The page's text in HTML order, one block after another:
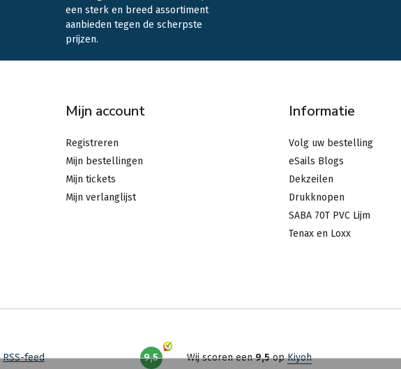
een sterk en breed assortiment
aanbieden tegen de scherpste
prijzen.
Mijn account
Registreren
Mijn bestellingen
Mijn tickets
Mijn verlanglijst
Informatie
Volg uw bestelling
eSails Blogs
Dekzeilen
Drukknopen
SABA 70T PVC Lijm
Tenax en Loxx
RSS-feed 9,5 Wij scoren een9,5opKiyoh